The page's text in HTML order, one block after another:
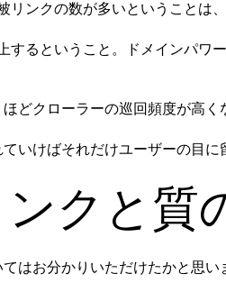
リンクの数が多いということは
するということ。ドメインパワ
どクローラーの巡回頻度が高
いけばそれだけユーザーの目
クと質
はお分かりいただけたかと思い